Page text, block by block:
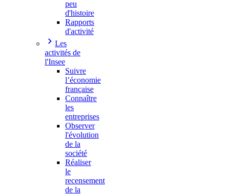
peu
d'histoire
Rapports
d'activité
Les
activités de
l'Insee
Suivre
l’économie
française
Connaître
les
entreprises
Observer
l'évolution
de la
société
Réaliser
le
recensement
de la